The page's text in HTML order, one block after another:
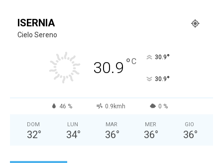
ISERNIA
Cielo Sereno
30.9 °C 30.9°
30.9°
46 % 0.9kmh 0 %
DOM
32°
LUN
34°
MAR
36°
MER
36°
GIO
36°